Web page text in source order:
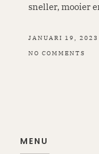
sneller, mooier
JANUARI 19, 2023
NO COMMENTS
MENU